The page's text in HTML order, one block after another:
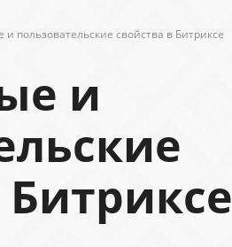
пользовательские свойства в Битриксе
и